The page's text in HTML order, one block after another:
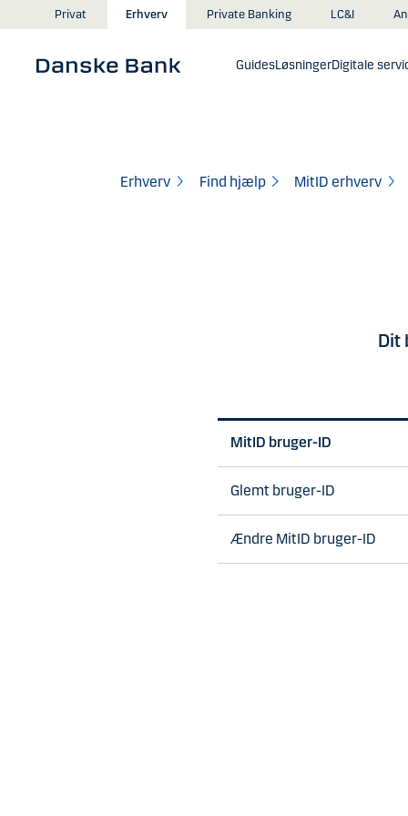
Gå til hovedindhold
Privat Erhverv Private Banking LC&I
GuidesLøsningerDigitale
Erhverv Find hjælp MitID erhverv
Dit
MitID bruger-ID
Glemt bruger-ID
Ændre MitID bruger-ID